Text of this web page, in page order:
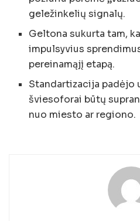
geležinkelių signalų.
Geltona sukurta tam,
impulsyvius
pereinamąjį etapą.
Standartizacija padėjo
šviesoforai būtų
nuo miesto ar regiono.